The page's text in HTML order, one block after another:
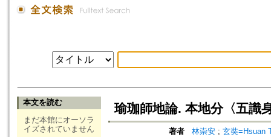
本文を読む
まだ本館にオーソラ
イズされていません
瑜珈師地論. 本地分〈五識
著者 林崇安 ; 玄奘=Hsuan